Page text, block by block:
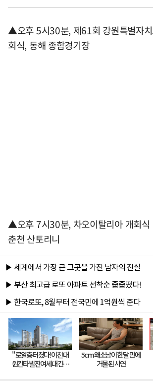
▲오후 5시30분, 제61회 강원특별자
회식, 동해 종합경기장
▲오후 7시30분, 차오이탈리아 개회식
춘천 산토리니